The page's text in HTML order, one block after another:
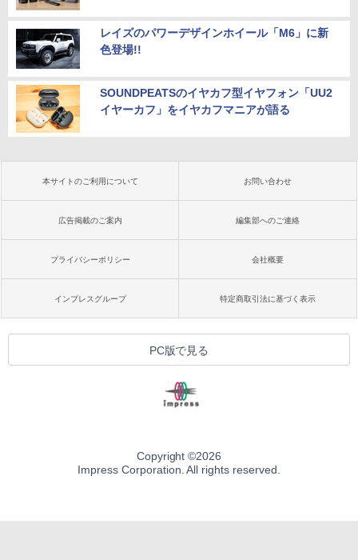
レイズのパワーデザインホイール「M6」に新
色登場!!
SOUNDPEATSのイヤカフ型イヤフォン「UU2
イヤーカフ」をイヤカフマニアが語る
本サイトのご利用について お問い合わせ
広告掲載のご案内 編集部へのご連絡
プライバシーポリシー 会社概要
インプレスグループ 特定商取引法に基づく表示
PC版で見る
Copyright ©2026
Impress Corporation. All rights reserved.